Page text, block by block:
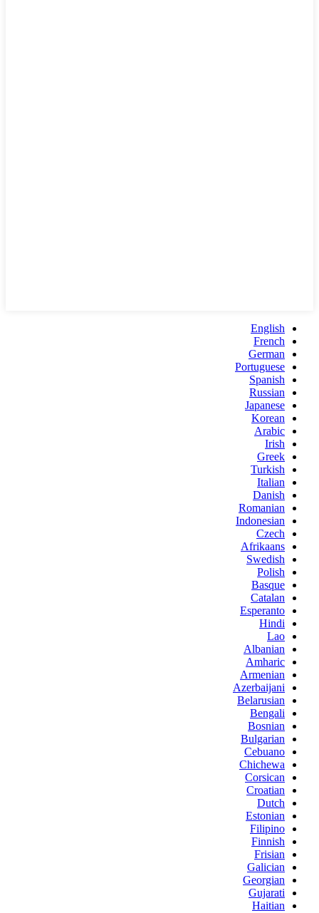
English
French
German
Portuguese
Spanish
Russian
Japanese
Korean
Arabic
Irish
Greek
Turkish
Italian
Danish
Romanian
Indonesian
Czech
Afrikaans
Swedish
Polish
Basque
Catalan
Esperanto
Hindi
Lao
Albanian
Amharic
Armenian
Azerbaijani
Belarusian
Bengali
Bosnian
Bulgarian
Cebuano
Chichewa
Corsican
Croatian
Dutch
Estonian
Filipino
Finnish
Frisian
Galician
Georgian
Gujarati
Haitian